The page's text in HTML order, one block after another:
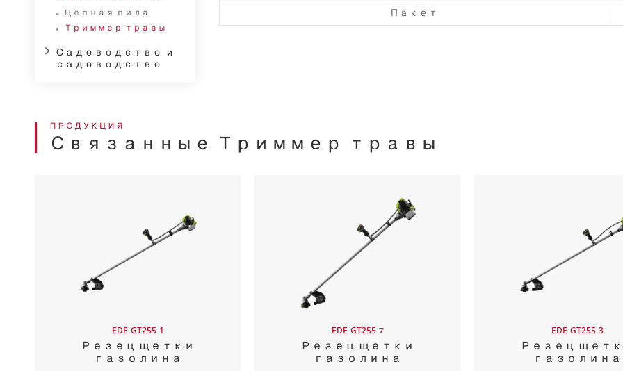
Цепная пила
Триммер травы

Садоводство и
садоводство
Пакет
ПРОДУКЦИЯ
Связанные Триммер травы
EDE-GT255-1
Резец щетки
газолина
EDE-GT255-7
Резец щетки
газолина
EDE-GT255-3
Резец
газолина